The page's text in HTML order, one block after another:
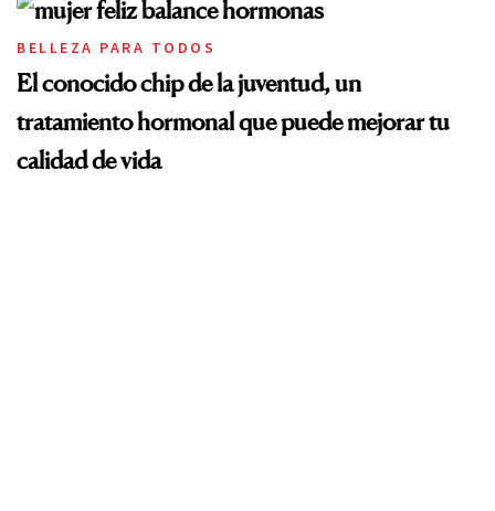
BELLEZA PARA TODOS
El conocido chip de la juventud, un
tratamiento hormonal que puede mejorar tu
calidad de vida